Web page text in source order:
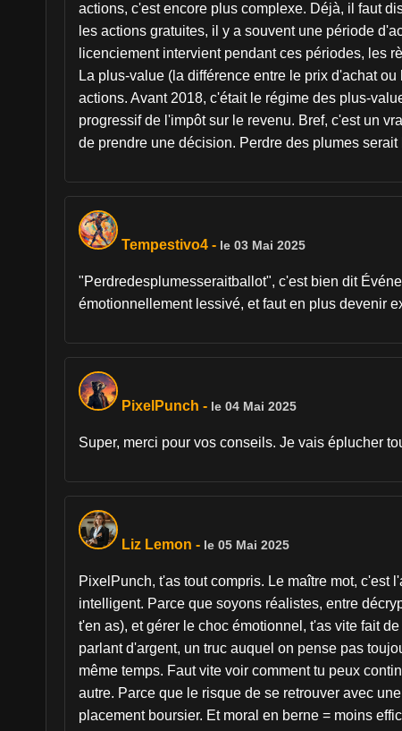
actions, c'est encore plus complexe. Déjà, il faut
les actions gratuites, il y a souvent une période
licenciement intervient pendant ces périodes, les
La plus-value (la différence entre le prix d'achat
actions. Avant 2018, c'était le régime des plus-
progressif de l'impôt sur le revenu. Bref, c'est un
de prendre une décision. Perdre des plumes serait
Tempestivo4 - le 03 Mai 2025
"Perdredesplumesseraitballot", c'est bien dit
émotionnellement lessivé, et faut en plus devenir
PixelPunch - le 04 Mai 2025
Super, merci pour vos conseils. Je vais éplucher
Liz Lemon - le 05 Mai 2025
PixelPunch, t'as tout compris. Le maître mot, c'est
intelligent. Parce que soyons réalistes, entre
t'en as), et gérer le choc émotionnel, t'as vite fait
parlant d'argent, un truc auquel on pense pas
même temps. Faut vite voir comment tu peux
autre. Parce que le risque de se retrouver avec
placement boursier. Et moral en berne = moins